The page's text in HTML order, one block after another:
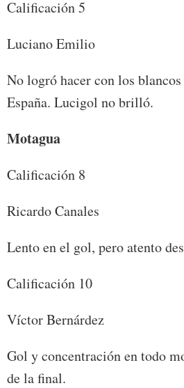
Calificación 5
Luciano Emilio
No logró hacer con los
España. Lucigol no brilló.
Motagua
Calificación 8
Ricardo Canales
Lento en el gol, pero atento
Calificación 10
Víctor Bernárdez
Gol y concentración en todo
de la final.